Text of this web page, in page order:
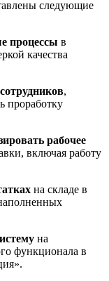
следующие
процессы в
качества
,
проработку
рабочее
включая работу
на складе в
на
функционала в